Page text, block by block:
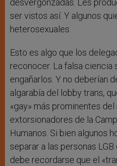
desvergonzadas. Les
ser vistos así. Y algunos
heterosexuales.
Esto es algo que los
reconocer. La falsa ciencia
engañarlos. Y no deberían
algarabía del lobby trans,
«gay» más prominentes
extorsionadores de la
Humanos. Si bien algunos
separar a las personas
debe recordarse que el